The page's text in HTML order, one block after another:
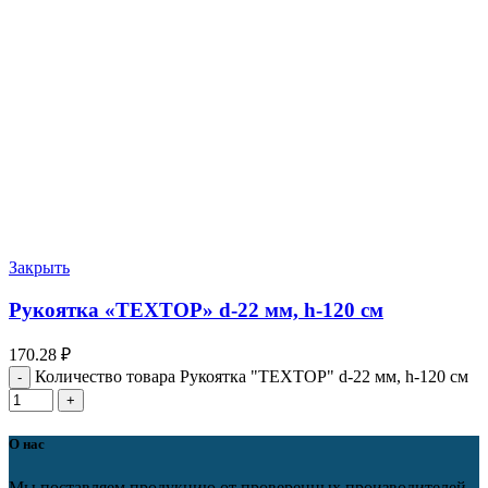
Закрыть
Рукоятка «ТЕХТОР» d-22 мм, h-120 см
170.28 ₽
Количество товара Рукоятка "ТЕХТОР" d-22 мм, h-120 см
О нас